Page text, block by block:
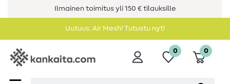
Ilmainen toimitus yli 150 € tilauksille
Uutuus: Air Mesh! Tutustu nyt!
0 0